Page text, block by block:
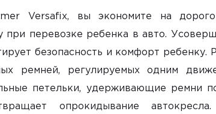
Versafix, вы экономите на
при перевозке ребенка в авто.
безопасность и комфорт ребенку.
ремней, регулируемых одним
петельки, удерживающие ремни
опрокидывание